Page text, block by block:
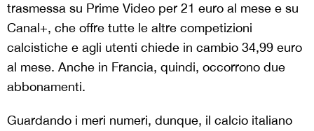
trasmessa su Prime Video per 21 euro al mese e su
Canal+, che offre tutte le altre competizioni
calcistiche e agli utenti chiede in cambio 34,99 euro
al mese. Anche in Francia, quindi, occorrono due
abbonamenti.
Guardando i meri numeri, dunque, il calcio italiano